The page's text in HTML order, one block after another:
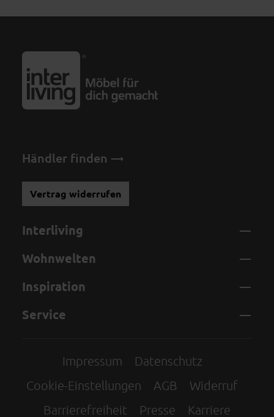
Händler finden
Vertrag widerrufen
Interliving
Wohnwelten
Inspiration
Service
Impressum
Datenschutz
Cookie-Einstellungen
AGB
Widerruf
Barrierefreiheit
Presse Karriere